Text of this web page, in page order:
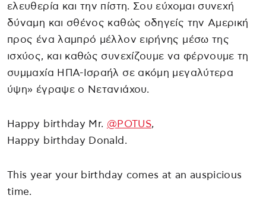
ελευθερία και την πίστη. Σου εύχομαι συνεχή
δύναμη και σθένος καθώς οδηγείς την Αμερική
προς ένα λαμπρό μέλλον ειρήνης μέσω της
ισχύος, και καθώς συνεχίζουμε να φέρνουμε τη
συμμαχία ΗΠΑ-Ισραήλ σε ακόμη μεγαλύτερα
ύψη» έγραψε ο Νετανιάχου.
Happy birthday Mr. @POTUS,
Happy birthday Donald.
This year your birthday comes at an auspicious
time.